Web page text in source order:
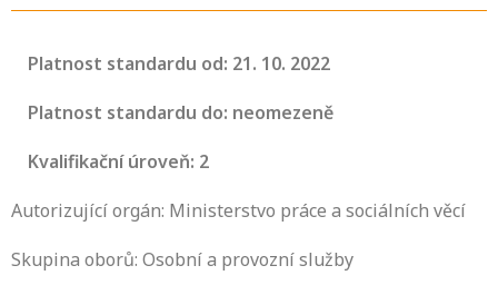
Platnost standardu od: 21. 10. 2022
Platnost standardu do: neomezeně
Kvalifikační úroveň: 2
Autorizující orgán: Ministerstvo práce a sociálních věcí
Skupina oborů: Osobní a provozní služby